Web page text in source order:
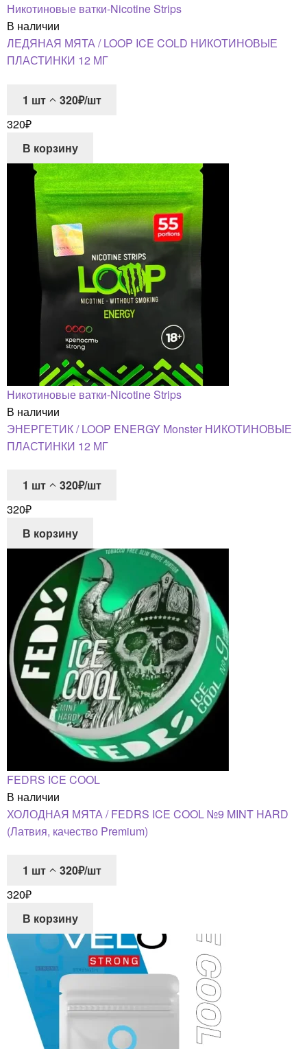
Никотиновые ватки-Nicotine Strips
В наличии
ЛЕДЯНАЯ МЯТА / LOOP ICE COLD НИКОТИНОВЫЕ
ПЛАСТИНКИ 12 МГ
1 шт
320₽/шт
320₽
В корзину
Никотиновые ватки-Nicotine Strips
В наличии
ЭНЕРГЕТИК / LOOP ENERGY Monster НИКОТИНОВЫЕ
ПЛАСТИНКИ 12 МГ
1 шт
320₽/шт
320₽
В корзину
FEDRS ICE COOL
В наличии
ХОЛОДНАЯ МЯТА / FEDRS ICE COOL №9 MINT HARD
(Латвия, качество Premium)
1 шт
320₽/шт
320₽
В корзину